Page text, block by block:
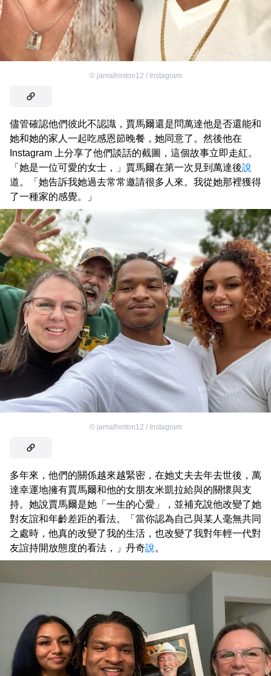
© jamalhinton12 / Instagram
儘管確認他們彼此不認識，賈馬爾還是問萬達他是否還能和
她和她的家人一起吃感恩節晚餐，她同意了。然後他在
Instagram 上分享了他們談話的截圖，這個故事立即走紅。
「她是一位可愛的女士，」賈馬爾在第一次見到萬達後說
道。「她告訴我她過去常常邀請很多人來。我從她那裡獲得
了一種家的感覺。」
© jamalhinton12 / Instagram
多年來，他們的關係越來越緊密，在她丈夫去年去世後，萬
達幸運地擁有賈馬爾和他的女朋友米凱拉給與的關懷與支
持。她說賈馬爾是她「一生的心愛」，並補充說他改變了她
對友誼和年齡差距的看法。「當你認為自己與某人毫無共同
之處時，他真的改變了我的生活，也改變了我對年輕一代對
友誼持開放態度的看法，」丹奇說。